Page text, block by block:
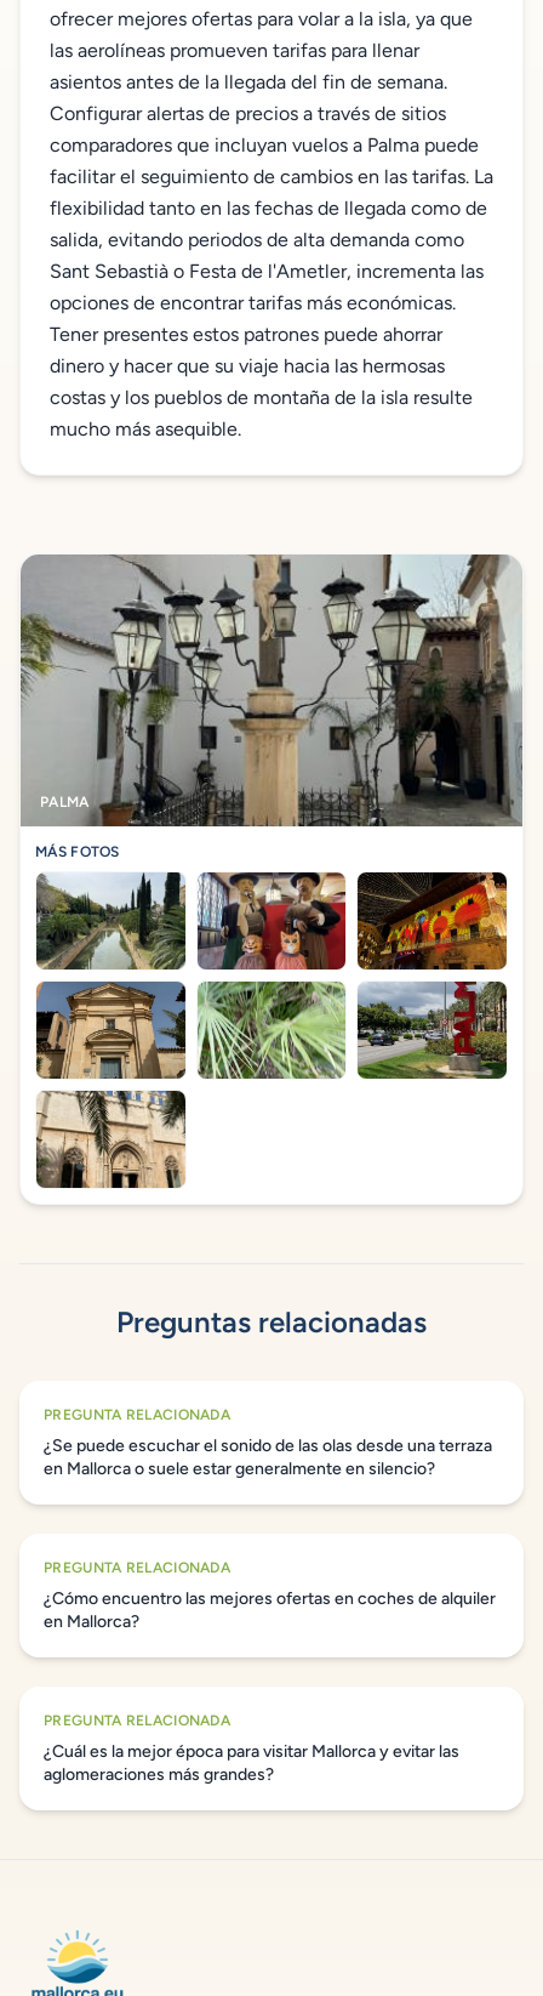
ofrecer mejores ofertas para volar a la isla, ya que
las aerolíneas promueven tarifas para llenar
asientos antes de la llegada del fin de semana.
Configurar alertas de precios a través de sitios
comparadores que incluyan vuelos a Palma puede
facilitar el seguimiento de cambios en las tarifas. La
flexibilidad tanto en las fechas de llegada como de
salida, evitando periodos de alta demanda como
Sant Sebastià o Festa de l'Ametler, incrementa las
opciones de encontrar tarifas más económicas.
Tener presentes estos patrones puede ahorrar
dinero y hacer que su viaje hacia las hermosas
costas y los pueblos de montaña de la isla resulte
mucho más asequible.
PALMA
MÁS FOTOS
Preguntas relacionadas
PREGUNTA RELACIONADA
¿Se puede escuchar el sonido de las olas desde una terraza
en Mallorca o suele estar generalmente en silencio?
PREGUNTA RELACIONADA
¿Cómo encuentro las mejores ofertas en coches de alquiler
en Mallorca?
PREGUNTA RELACIONADA
¿Cuál es la mejor época para visitar Mallorca y evitar las
aglomeraciones más grandes?